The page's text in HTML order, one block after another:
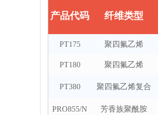
产品代码 纤维类型
PT175 聚四氟乙烯
PT180 聚四氟乙烯
PT380 聚四氟乙烯复合
PRO855/N 芳香族聚酰胺